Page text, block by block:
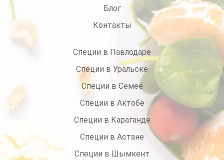
Блог
Контакты
Специи в Павлодаре
Специи в Уральске
Специи в Семее
Специи в Актобе
Специи в Караганде
Специи в Астане
Специи в Шымкент